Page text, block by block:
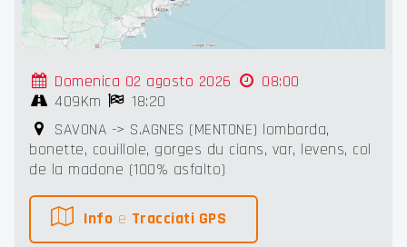
Domenica 02 agosto 2026
08:00
409Km
18:20
SAVONA -> S.AGNES (MENTONE) lombarda,
bonette, couillole, gorges du cians, var, levens, col
de la madone (100% asfalto)
Info e Tracciati GPS